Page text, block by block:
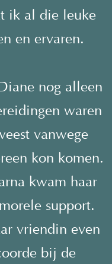
ik al die leuke
en ervaren.
nog alleen
waren
vanwege
kon komen.
kwam haar
support.
vriendin even
bij de